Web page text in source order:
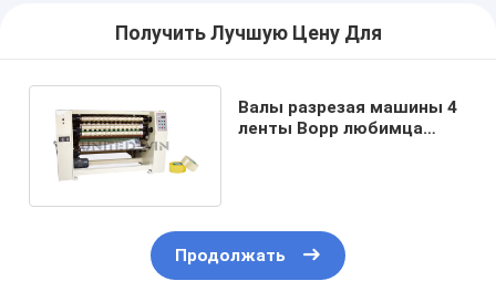
Получить Лучшую Цену Для
Валы разрезая машины 4
ленты Bopp любимца
Продолжать